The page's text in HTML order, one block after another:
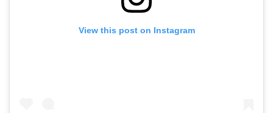
View this post on Instagram